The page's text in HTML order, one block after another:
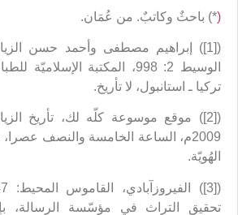
(*) باحثٌ وكاتبٌ. من عُمَان.
([1]) إبراهيم مصطفى وأحمد حسن
الوسيط 2: 998، المكتبة
تركيا ـ استانبول، لا تأريخ.
2009م، الساعة الخامسة والنصف
الهُويّة.
تحقيق التراث في مؤسّسة الرسالة،